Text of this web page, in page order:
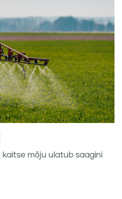
kaitse mõju ulatub saagini